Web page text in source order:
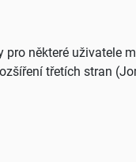
pro některé
třetích stran